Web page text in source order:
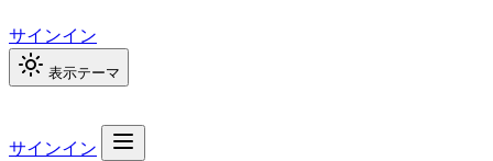
サインイン
表示テーマ
サインイン